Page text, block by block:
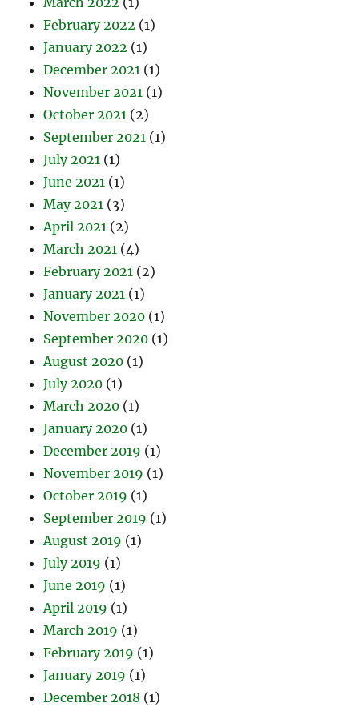
February 2022 (1)
January 2022 (1)
December 2021 (1)
November 2021 (1)
October 2021 (2)
September 2021 (1)
July 2021 (1)
June 2021 (1)
May 2021 (3)
April 2021 (2)
March 2021 (4)
February 2021 (2)
January 2021 (1)
November 2020 (1)
September 2020 (1)
August 2020 (1)
July 2020 (1)
March 2020 (1)
January 2020 (1)
December 2019 (1)
November 2019 (1)
October 2019 (1)
September 2019 (1)
August 2019 (1)
July 2019 (1)
June 2019 (1)
April 2019 (1)
March 2019 (1)
February 2019 (1)
January 2019 (1)
December 2018 (1)